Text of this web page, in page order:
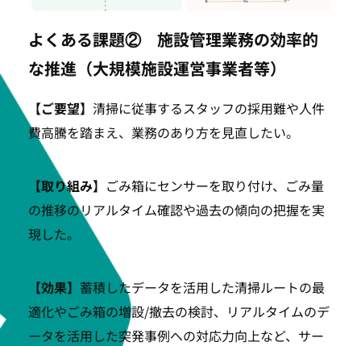
よくある課題② 施設管理業務の効率的
な推進（大規模施設運営事業者等）
【ご要望】 清掃に従事するスタッフの採用難や人件
費高騰を踏まえ、業務のあり方を見直したい。
【取り組み】 ごみ箱にセンサーを取り付け、ごみ量
の推移のリアルタイム確認や過去の傾向の把握を実
現した。
【効果】 蓄積したデータを活用した清掃ルートの最
適化やごみ箱の増設/撤去の検討、リアルタイムのデ
ータを活用した突発事例への対応力向上など、サー